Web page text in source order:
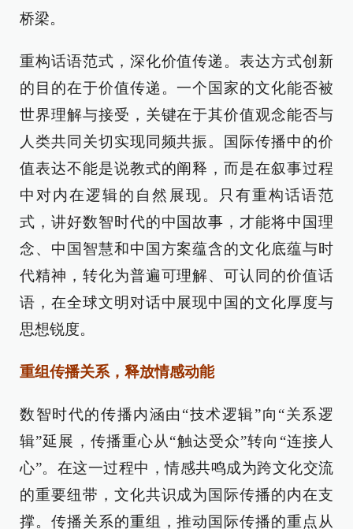
桥梁。
重构话语范式，深化价值传递。表达方式创新
的目的在于价值传递。一个国家的文化能否被
世界理解与接受，关键在于其价值观念能否与
人类共同关切实现同频共振。国际传播中的价
值表达不能是说教式的阐释，而是在叙事过程
中对内在逻辑的自然展现。只有重构话语范
式，讲好数智时代的中国故事，才能将中国理
念、中国智慧和中国方案蕴含的文化底蕴与时
代精神，转化为普遍可理解、可认同的价值话
语，在全球文明对话中展现中国的文化厚度与
思想锐度。
重组传播关系，释放情感动能
数智时代的传播内涵由“技术逻辑”向“关系逻
辑”延展，传播重心从“触达受众”转向“连接人
心”。在这一过程中，情感共鸣成为跨文化交流
的重要纽带，文化共识成为国际传播的内在支
撑。传播关系的重组，推动国际传播的重点从